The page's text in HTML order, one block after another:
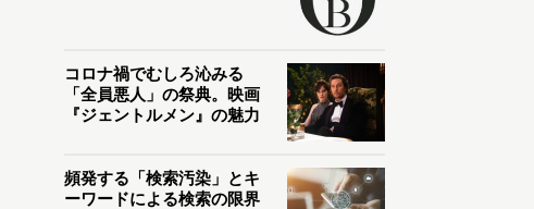
コロナ禍でむしろ沁みる
「全員悪人」の祭典。映画
『ジェントルメン』の魅力
頻発する「検索汚染」とキ
ーワードによる検索の限界